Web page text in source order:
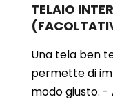
TELAIO
Una tela ben
permette di
modo giusto.